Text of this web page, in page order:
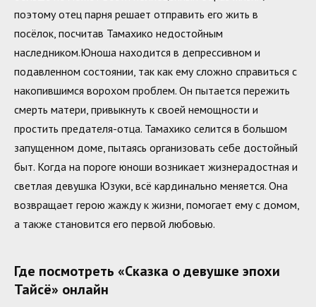
поэтому отец парня решает отправить его жить в
посёлок, посчитав Тамахико недостойным
наследником.Юноша находится в депрессивном и
подавленном состоянии, так как ему сложно справиться с
накопившимся ворохом проблем. Он пытается пережить
смерть матери, привыкнуть к своей немощности и
простить предателя-отца. Тамахико селится в большом
запущенном доме, пытаясь организовать себе достойный
быт. Когда на пороге юноши возникает жизнерадостная и
светлая девушка Юзуки, всё кардинально меняется. Она
возвращает герою жажду к жизни, помогает ему с домом,
а также становится его первой любовью.
Где посмотреть «Сказка о девушке эпохи
Тайсё» онлайн